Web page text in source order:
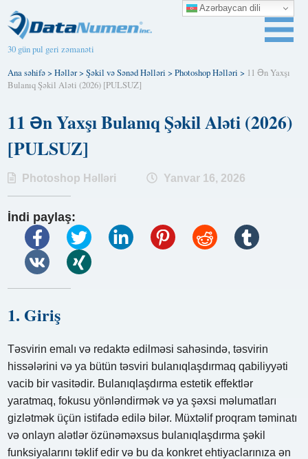
30 gün pul geri zəmanəti
Ana səhifə>Həllər>Şəkil və Sənəd Həlləri >Photoshop Həlləri > 11 Ən Yaxşı
Bulanıq Şəkil Aləti (2026) [PULSUZ]
11 Ən Yaxşı Bulanıq Şəkil Aləti (2026)
[PULSUZ]
Photoshop Həlləri Yanvar 16, 2026
İndi paylaş:
1. Giriş
Təsvirin emalı və redaktə edilməsi sahəsində, təsvirin
hissələrini və ya bütün təsviri bulanıqlaşdırmaq qabiliyyəti
vacib bir vasitədir. Bulanıqlaşdırma estetik effektlər
yaratmaq, fokusu yönləndirmək və ya şəxsi məlumatları
gizlətmək üçün istifadə edilə bilər. Müxtəlif proqram təminatı
və onlayn alətlər özünəməxsus bulanıqlaşdırma şəkil
funksiyalarını təklif edir və bu da konkret ehtiyaclarınıza ən
Azərbaycan dili